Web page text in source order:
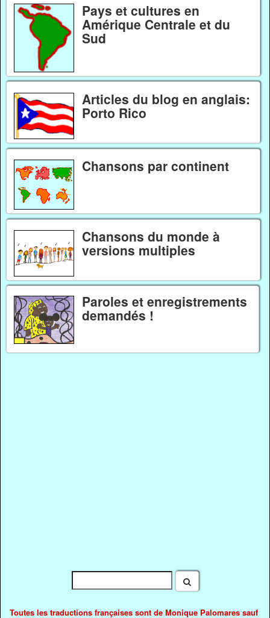
Pays et cultures en
Amérique Centrale et du
Sud
Articles du blog en anglais:
Porto Rico
Chansons par continent
Chansons du monde à
versions multiples
Paroles et enregistrements
demandés !
Toutes les traductions françaises sont de Monique Palomares sauf